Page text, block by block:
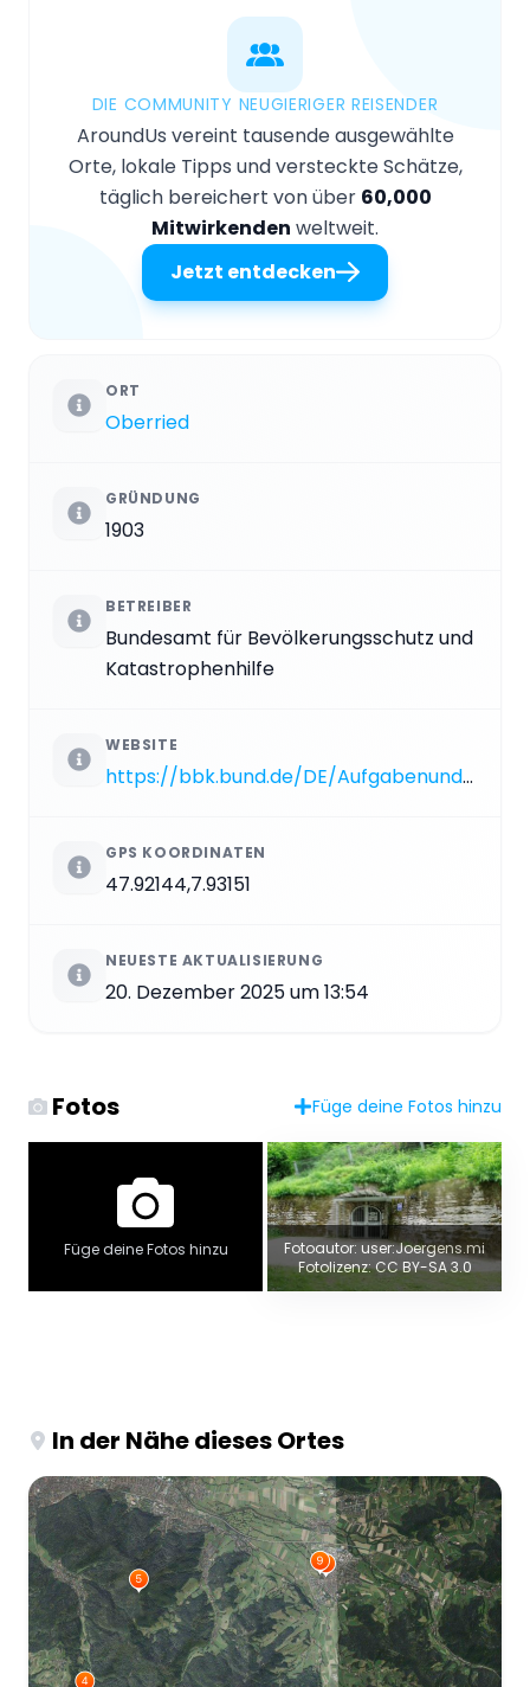
DIE COMMUNITY NEUGIERIGER REISENDER
AroundUs vereint tausende ausgewählte
Orte, lokale Tipps und versteckte Schätze,
täglich bereichert von über 60,000
Mitwirkenden weltweit.
Jetzt entdecken
ORT
Oberried
GRÜNDUNG
1903
BETREIBER
Bundesamt für Bevölkerungsschutz und
Katastrophenhilfe
WEBSITE
https://bbk.bund.de/DE/AufgabenundAusstattung/Kulturgutschutz/ZentralerBergungsort/zentralerbergungsort_node.html
GPS KOORDINATEN
47.92144,7.93151
NEUESTE AKTUALISIERUNG
20. Dezember 2025 um 13:54
Fotos Füge deine Fotos hinzu
Füge deine Fotos hinzu
Fotoautor: user:Joergens.mi
Fotolizenz: CC BY-SA 3.0
In der Nähe dieses Ortes